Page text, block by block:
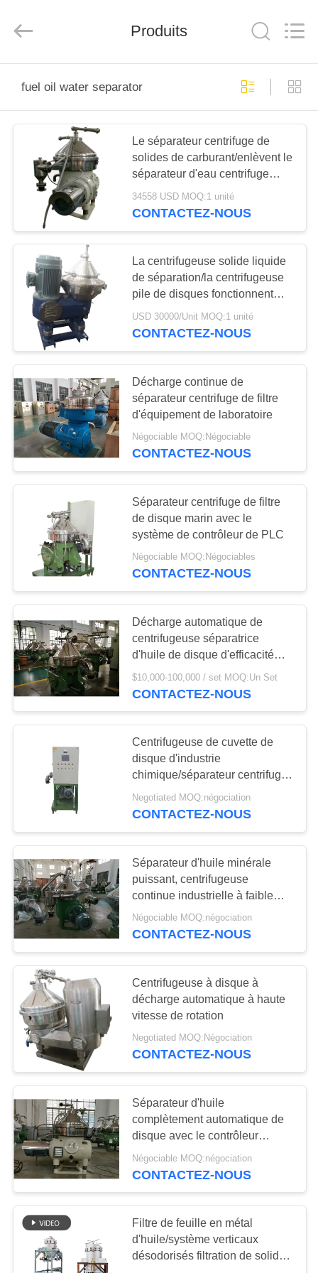
PRODUITS
VIDÉOS
PROPOS
NOUS
VISITE
DE
L'USINE
CONTRÔLE
DE
LA
QUALITÉ
NOUS
CONTACTER
NOUVELLES
CAS
COMPANY
NEWS
PLAN
PRIVACY
POLICY
(CHINA)
CO.,
Produits
fuel oil water separator
Le séparateur centrifuge de
solides de carburant/enlèvent le
séparateur d'eau centrifuge
d'huile
34558 USD MOQ:1 unité
CONTACTEZ-NOUS
La centrifugeuse solide liquide
de séparation/la centrifugeuse
pile de disques fonctionnent
sans interruption
USD 30000/Unit MOQ:1 unité
CONTACTEZ-NOUS
Décharge continue de
séparateur centrifuge de filtre
d'équipement de laboratoire
Négociable MOQ:Négociable
CONTACTEZ-NOUS
Séparateur centrifuge de filtre
de disque marin avec le
système de contrôleur de PLC
Négociable MOQ:Négociables
CONTACTEZ-NOUS
Décharge automatique de
centrifugeuse séparatrice
d'huile de disque d'efficacité
pour huile d'huile de
poisson/animale
$10,000-100,000 / set MOQ:Un Set
CONTACTEZ-NOUS
Centrifugeuse de cuvette de
disque d'industrie
chimique/séparateur centrifuge
de solide-liquide
Negotiated MOQ:négociation
CONTACTEZ-NOUS
Séparateur d'huile minérale
puissant, centrifugeuse
continue industrielle à faible
bruit
Négociable MOQ:négociation
CONTACTEZ-NOUS
Centrifugeuse à disque à
décharge automatique à haute
vitesse de rotation
Negotiated MOQ:Négociation
CONTACTEZ-NOUS
Séparateur d'huile
complètement automatique de
disque avec le contrôleur
220V/380V/400V/440V/460V
de PLC
Négociable MOQ:négociation
CONTACTEZ-NOUS
Filtre de feuille en métal
d'huile/système verticaux
désodorisés filtration de solide-